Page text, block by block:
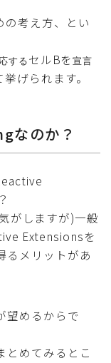
の考え方、とい
する セルBを宣言
げられます。
なのか？
がしますが)一般
Extensionsを
るメリットがあ
望めるからで
とめてみるとこ